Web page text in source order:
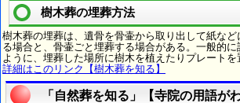
樹木葬の埋葬方法
樹木葬の埋葬は、遺骨を骨壷から取り出して紙な
る場合と、骨壷ごと埋葬する場合がある。一般的
ように、埋葬した場所に樹木を植えたりプレートを
詳細はこのリンク【樹木葬を知る】
「自然葬を知る」【寺院の用語が